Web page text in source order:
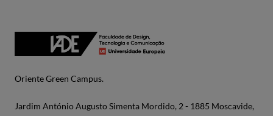
Oriente Green Campus.
Jardim António Augusto Simenta Mordido, 2 - 1885 Moscavide,